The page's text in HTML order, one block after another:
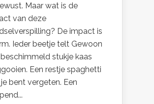
Maar wat is de
van deze
De impact is
Ieder beetje telt Gewoon
stukje kaas
Een restje spaghetti
bent vergeten. Een